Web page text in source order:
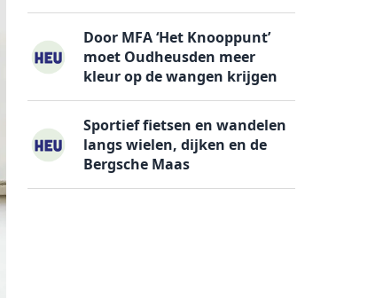
Door MFA ‘Het Knooppunt’
moet Oudheusden meer
kleur op de wangen krijgen
Sportief fietsen en wandelen
langs wielen, dijken en de
Bergsche Maas